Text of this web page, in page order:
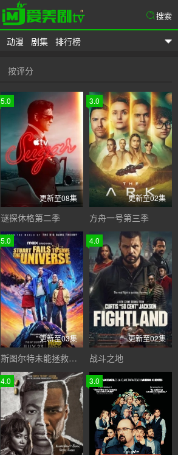
爱美剧
动漫 剧集 排行榜
搜索
按评分
5.0
更新至08集
谜探休格第二季
3.0
更新至02集
方舟一号第三季
5.0
更新至03集
斯图尔特未能拯救宇宙
4.0
更新至02集
战斗之地
4.0 3.0